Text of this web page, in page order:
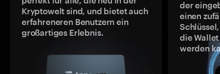
Kryptowelt sind, und bietet auch
erfahreneren Benutzern ein
großartiges Erlebnis.
der
einen
die
werden